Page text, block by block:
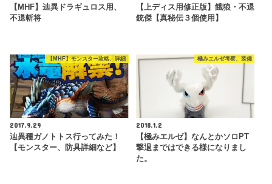
【MHF】辿異ドラギュロス用、
不退斬将
【上ディス用修正版】餓狼・不退
銃傑【真秘伝３個使用】
【MHF】モンスター攻略、詳細
2017.9.29
辿異種ガノトトス行ってみた！
【モンスター、防具詳細など】
極みエルゼ考察、装備
2018.1.2
【極みエルゼ】なんとかソロPT
撃退まではできる様になりまし
た。